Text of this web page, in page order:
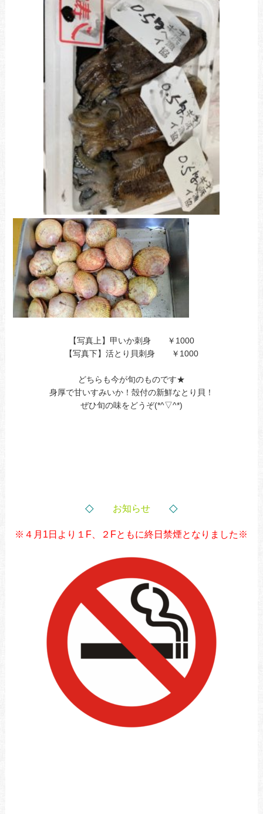
【写真上】甲いか刺身 ￥1000
【写真下】活とり貝刺身 ￥1000
どちらも今が旬のものです★
身厚で甘いすみいか！殻付の新鮮なとり貝！
ぜひ旬の味をどうぞ(*^▽^*)
◇お知らせ ◇
※４月1日より１F、２Fともに終日禁煙となりました※